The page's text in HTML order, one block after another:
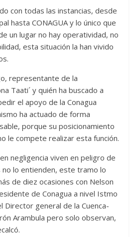
con todas las instancias, desde
hasta CONAGUA y lo único que
un lugar no hay operatividad, no
esta situación la han vivido
representante de la
Taati´ y quién ha buscado a
el apoyo de la Conagua
ha actuado de forma
porque su posicionamiento
le compete realizar esta función.
negligencia viven en peligro de
lo entienden, este tramo lo
de diez ocasiones con Nelson
de Conagua a nivel Istmo
Director general de la Cuenca-
Arambula pero solo observan,